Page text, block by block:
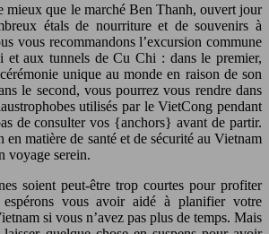
mieux que le marché Ben Thanh, ouvert jour
étals de nourriture et de souvenirs à
vous recommandons l’excursion commune
et aux tunnels de Cu Chi : dans le premier,
unique au monde en raison de son
le second, vous pourrez vous rendre dans
utilisés par le VietCong pendant
de consulter vos {anchors} avant de partir.
en matière de santé et de sécurité au Vietnam
voyage serein.
soient peut-être trop courtes pour profiter
vous avoir aidé à planifier votre
si vous n’avez pas plus de temps. Mais